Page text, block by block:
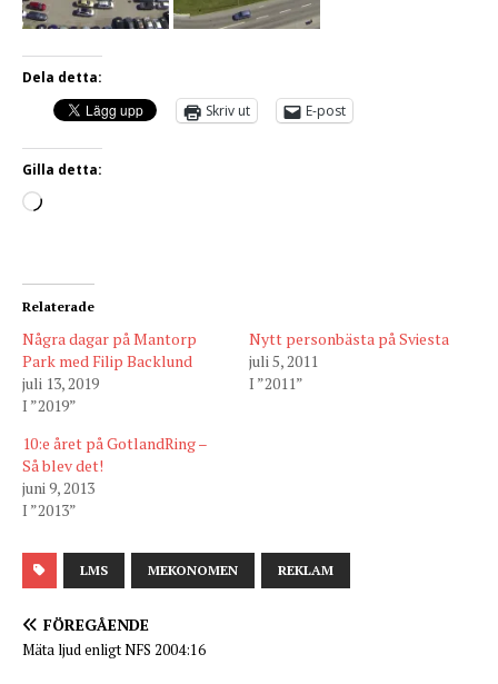
Dela detta:
Skriv ut
E-post
Gilla detta:
Relaterade
Några dagar på Mantorp
Park med Filip Backlund
juli 13, 2019
I ”2019”
Nytt personbästa på Sviesta
juli 5, 2011
I ”2011”
10:e året på GotlandRing –
Så blev det!
juni 9, 2013
I ”2013”
LMS MEKONOMEN REKLAM
FÖREGÅENDE
Mäta ljud enligt NFS 2004:16